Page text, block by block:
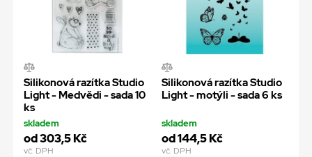
Silikonová razítka Studio
Light - Medvědi - sada 10
ks
skladem
od 303,5 Kč
vč. DPH
Silikonová razítka Studio
Light - motýli - sada 6 ks
skladem
od 144,5 Kč
vč. DPH